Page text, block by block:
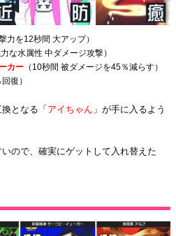
力を12秒間 大アップ）
な水属性 中ダメージ攻撃）
カー （10秒間 被ダメージを45％減らす）
復）
となる「 アイちゃん 」が手に入るよう
ので、確実にゲットして入れ替えた